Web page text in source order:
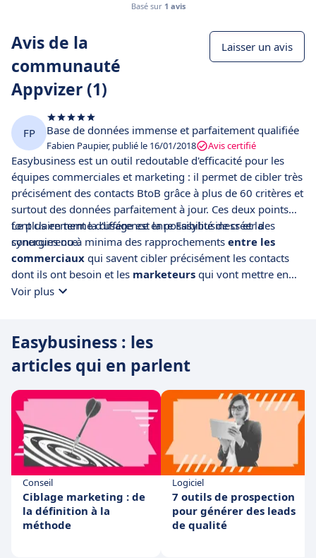
Basé sur 1 avis
Avis de la
communauté
Appvizer (1)
Laisser un avis
FP Base de données immense et parfaitement qualifiée
Fabien Paupier, publié le 16/01/2018 Avis certifié
Easybusiness est un outil redoutable d'efficacité pour les
équipes commerciales et marketing : il permet de cibler très
précisément des contacts BtoB grâce à plus de 60 critères et
surtout des données parfaitement à jour. Ces deux points
font clairement la différence enre Easybusiness et la
conucurrence.
Le plus en terme d'usage est la possibilité de créer des
synergies ou à minima des rapprochements entre les
commerciaux qui savent cibler précisément les contacts
dont ils ont besoin et les marketeurs qui vont mettre en
place les campagnes d'email marketing. Easybusiness est un
Voir plus
Easybusiness : les
articles qui en parlent
Conseil
Ciblage marketing : de
la définition à la
méthode
Logiciel
7 outils de prospection
pour générer des leads
de qualité